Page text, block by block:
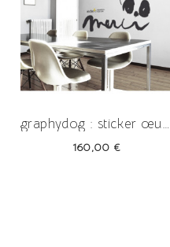
graphydog : sticker œuvre d'art
Prix
160,00 €